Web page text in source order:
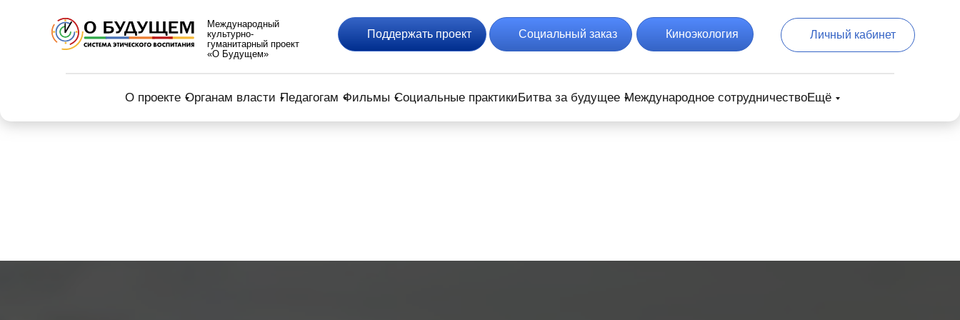
О проекте Органам власти Педагогам Фильмы Социальные практикиБитва за будущее Международное сотрудничествоЕщё
Личный кабинет
Международный
культурно-
гуманитарный проект
«О Будущем»
Социальный заказ
Поддержать проект Киноэкология